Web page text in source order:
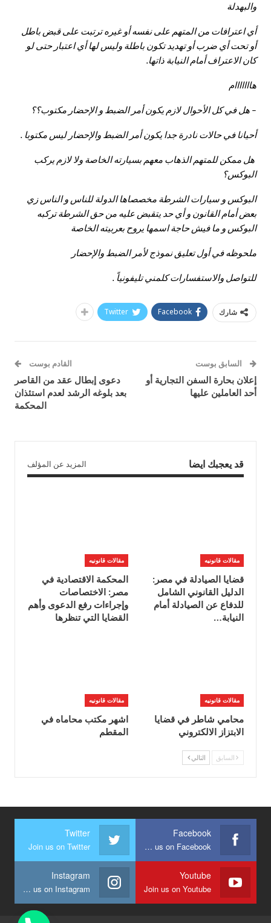
والبهدلة
أي اعترافات من المتهم على نفسه أو غيره ترتبت على قبض باطل
أو تحت أي ضرب أو تهديد تكون باطلة وليس لها أي اعتبار حتى لو
كان الاعتراف أمام النيابة ذاتها.
هااااااام
– هل في كل الأحوال لازم يكون أمر الضبط و الإحضار مكتوب؟؟
أحيانا في حالات نادرة جدا يكون أمر الضبط والإحضار ليس مكتوبا .
هل ممكن للمتهم الذهاب معهم بسيارته الخاصة ولا لازم يركب
البوكس؟
البوكس و سيارات الشرطة مخصصاها الدولة للناس و الناس زي
بعض أمام القانون و أي حد يتقبض عليه من حق الشرطة تركبه
البوكس و ما فيش حاجة اسمها يروح بعربيته الخاصة
ملحوظه في أول تعليق نموذج لأمر الضبط والإحضار
للتواصل والاستفسارات كلمني تليفونياً .
شارك Facebook
Twitter
السابق بوست
إعلان بحارة السفن التجارية أو
أحد العاملين عليها
القادم بوست
دعوى إبطال عقد من القاصر
بعد بلوغه الرشد لعدم استئذان
المحكمة
قد يعجبك ايضا المزيد عن المؤلف
مقالات قانونيه
قضايا الصيادلة في مصر:
الدليل القانوني الشامل
للدفاع عن الصيادلة أمام
النيابة…
مقالات قانونيه
المحكمة الاقتصادية في
مصر: الاختصاصات
وإجراءات رفع الدعوى وأهم
القضايا التي تنظرها
مقالات قانونيه
محامي شاطر في قضايا
الابتزاز الالكتروني
مقالات قانونيه
اشهر مكتب محاماه في
المقطم
السابق التالي
Facebook
Join us on Facebook
Twitter
Join us on Twitter
Youtube
Join us on Youtube
Instagram
Join us on Instagram